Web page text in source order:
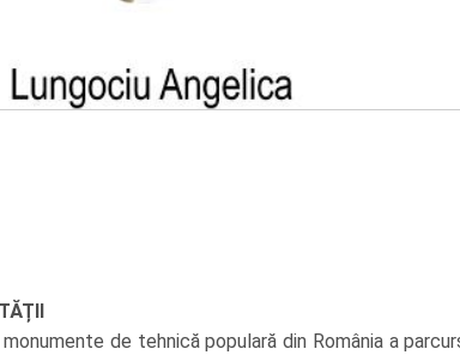
de tehnică populară din România a